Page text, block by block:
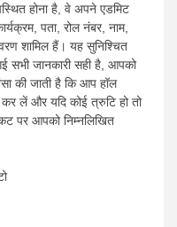
होना है, वे अपने एडमिट
पता, रोल नंबर, नाम,
शामिल हैं। यह सुनिश्चित
सभी जानकारी सही है, आपको
की जाती है कि आप हॉल
कर लें और यदि कोई त्रुटि हो तो
पर आपको निम्नलिखित